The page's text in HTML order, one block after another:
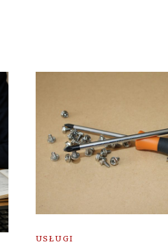
USŁUGI